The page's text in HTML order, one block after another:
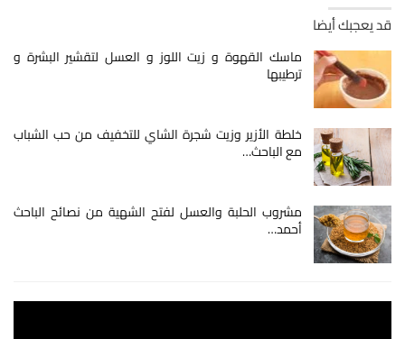
قد يعجبك أيضا
ماسك القهوة و زيت اللوز و العسل لتقشير البشرة و
ترطيبها
خلطة الأزير وزيت شجرة الشاي للتخفيف من حب الشباب
مع الباحث…
مشروب الحلبة والعسل لفتح الشهية من نصائح الباحث
أحمد…